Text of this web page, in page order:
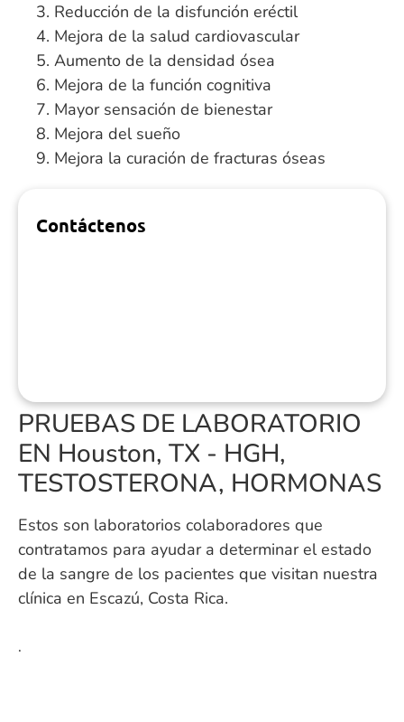
Reducción de la disfunción eréctil
Mejora de la salud cardiovascular
Aumento de la densidad ósea
Mejora de la función cognitiva
Mayor sensación de bienestar
Mejora del sueño
Mejora la curación de fracturas óseas
Contáctenos
PRUEBAS DE LABORATORIO
EN Houston, TX - HGH,
TESTOSTERONA, HORMONAS
Estos son laboratorios colaboradores que
contratamos para ayudar a determinar el estado
de la sangre de los pacientes que visitan nuestra
clínica en Escazú, Costa Rica.
.